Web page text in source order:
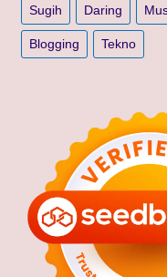
Sugih Daring
Blogging Tekno